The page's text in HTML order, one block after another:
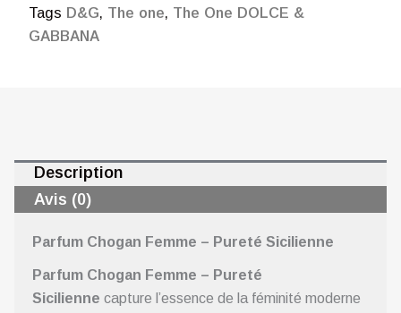
Tags D&G, The one, The One DOLCE &
GABBANA
Description
Avis (0)
Parfum Chogan Femme – Pureté Sicilienne
Parfum Chogan Femme – Pureté
Sicilienne capture l’essence de la féminité moderne